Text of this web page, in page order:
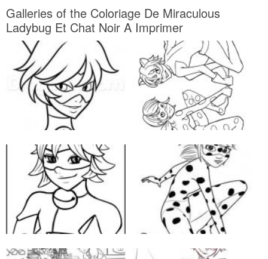
Galleries of the Coloriage De Miraculous
Ladybug Et Chat Noir A Imprimer